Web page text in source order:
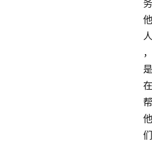
务
他
人
，
是
在
帮
他
们